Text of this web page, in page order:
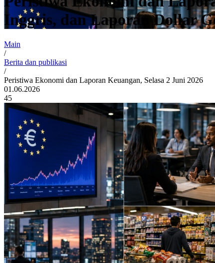
Inggris, dan Laporan Dollar
Main
/
Berita dan publikasi
/
Peristiwa Ekonomi dan Laporan Keuangan, Selasa 2 Juni 2026
01.06.2026
45